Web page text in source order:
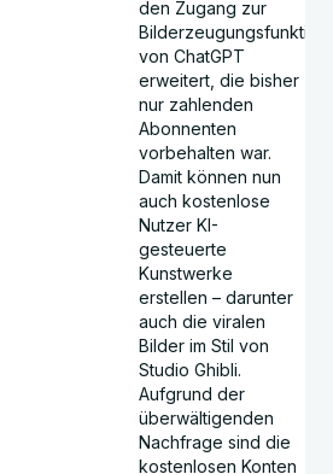
den Zugang zur
Bilderzeugungsfunktion
von ChatGPT
erweitert, die bisher
nur zahlenden
Abonnenten
vorbehalten war.
Damit können nun
auch kostenlose
Nutzer KI-
gesteuerte
Kunstwerke
erstellen – darunter
auch die viralen
Bilder im Stil von
Studio Ghibli.
Aufgrund der
überwältigenden
Nachfrage sind die
kostenlosen Konten